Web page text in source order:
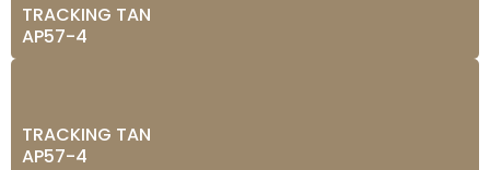
TRACKING TAN
AP57-4
TRACKING TAN
AP57-4